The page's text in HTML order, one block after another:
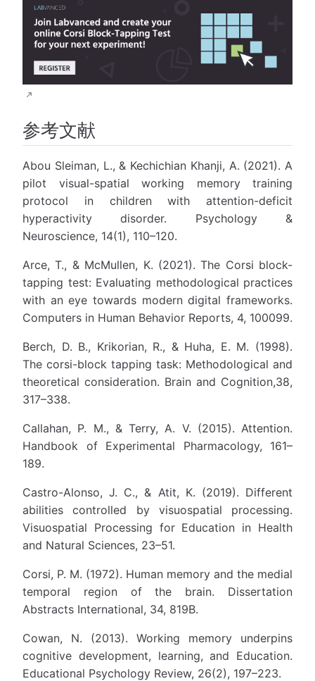
参考文献
Abou Sleiman, L., & Kechichian Khanji, A. (2021). A
pilot visual-spatial working memory training
protocol in children with attention-deficit
hyperactivity disorder. Psychology &
Neuroscience, 14(1), 110–120.
Arce, T., & McMullen, K. (2021). The Corsi block-
tapping test: Evaluating methodological practices
with an eye towards modern digital frameworks.
Computers in Human Behavior Reports, 4, 100099.
Berch, D. B., Krikorian, R., & Huha, E. M. (1998).
The corsi-block tapping task: Methodological and
theoretical consideration. Brain and Cognition,38,
317–338.
Callahan, P. M., & Terry, A. V. (2015). Attention.
Handbook of Experimental Pharmacology, 161–
189.
Castro-Alonso, J. C., & Atit, K. (2019). Different
abilities controlled by visuospatial processing.
Visuospatial Processing for Education in Health
and Natural Sciences, 23–51.
Corsi, P. M. (1972). Human memory and the medial
temporal region of the brain. Dissertation
Abstracts International, 34, 819B.
Cowan, N. (2013). Working memory underpins
cognitive development, learning, and Education.
Educational Psychology Review, 26(2), 197–223.